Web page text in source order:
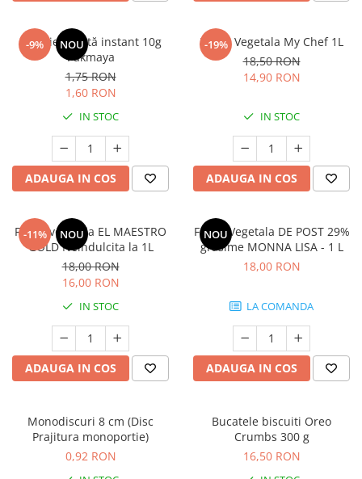
-9% NOU
Drojdie uscată instant 10g
Pakmaya
1,75 RON
1,60 RON
IN STOC
ADAUGA IN COS
-19%
Frisca Vegetala My Chef 1L
18,50 RON
14,90 RON
IN STOC
ADAUGA IN COS
-11% NOU
Frisca vegetala EL MAESTRO
GOLD Neindulcita la 1L
18,00 RON
16,00 RON
IN STOC
ADAUGA IN COS
NOU
Frisca Vegetala DE POST 29%
grasime MONNA LISA - 1 L
18,00 RON
LA COMANDA
ADAUGA IN COS
Monodiscuri 8 cm (Disc
Prajitura monoportie)
0,92 RON
Bucatele biscuiti Oreo
Crumbs 300 g
16,50 RON